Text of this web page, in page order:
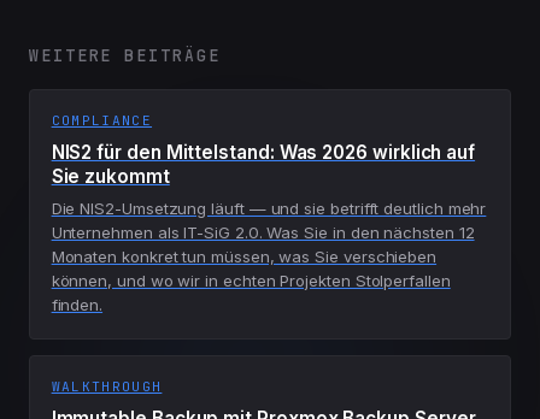
WEITERE BEITRÄGE
COMPLIANCE
NIS2 für den Mittelstand: Was 2026 wirklich auf
Sie zukommt
Die NIS2-Umsetzung läuft — und sie betrifft deutlich mehr
Unternehmen als IT-SiG 2.0. Was Sie in den nächsten 12
Monaten konkret tun müssen, was Sie verschieben
können, und wo wir in echten Projekten Stolperfallen
finden.
WALKTHROUGH